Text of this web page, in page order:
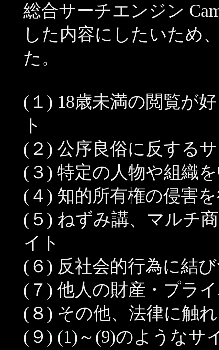
総合サーチエンジン
した内容にしたいため
た。
(１) 18歳未満の閲覧が
ト
(２) 公序良俗に反する
(３) 特定の人物や組織
(４) 知的所有権の侵害
(５) ねずみ講、マルチ
イト
(６) 反社会的行為に結
(７) 他人の財産・プラ
(８) その他、法律に触
(９) (1)～(9)のようなサ